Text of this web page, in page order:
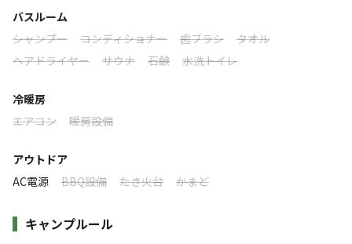
バスルーム
シャンプー
コンディショナー 歯ブラシ
タオル
ヘアドライヤー
サウナ 石鹸 水洗トイレ
冷暖房
エアコン
暖房設備
アウトドア
AC電源
BBQ設備 たき火台 かまど
キャンプルール
者や小さなお子様連れのご家族も、安心してお過ごしいた
だけます。
【清流】目の前を流れる川で、渓流釣りや水遊びを。
【滝めぐり】「飛騨小坂の滝」巡りのベースキャンプに。
【炭酸泉】車ですぐの場所に、全国的に珍しい天然炭酸
泉。
みください。
標高
666m
落ち着く
利用者層
ソロ